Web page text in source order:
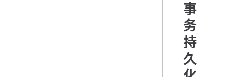
事
务
持
久